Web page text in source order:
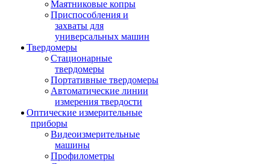
Маятниковые копры
Приспособления и
захваты для
универсальных машин
Твердомеры
Стационарные
твердомеры
Портативные твердомеры
Автоматические линии
измерения твердости
Оптические измерительные
приборы
Видеоизмерительные
машины
Профилометры